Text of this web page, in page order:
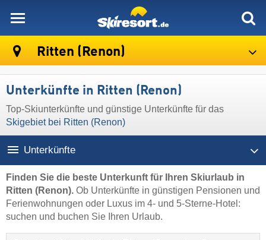
Ritten (Renon)
Unterkünfte in Ritten (Renon)
Top-Skiunterkünfte und günstige Unterkünfte für das
Skigebiet bei Ritten (Renon)
Unterkünfte
Finden Sie die beste Unterkunft für Ihren Skiurlaub in
Ritten (Renon). Ob Unterkünfte in günstigen Pensionen und
Ferienwohnungen oder Luxus im 4- und 5-Sterne-Hotel:
suchen und buchen Sie Ihren Urlaub.